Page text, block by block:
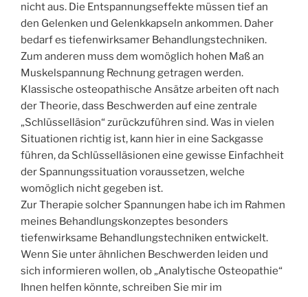
nicht aus. Die Entspannungseffekte müssen tief an
den Gelenken und Gelenkkapseln ankommen. Daher
bedarf es tiefenwirksamer Behandlungstechniken.
Zum anderen muss dem womöglich hohen Maß an
Muskelspannung Rechnung getragen werden.
Klassische osteopathische Ansätze arbeiten oft nach
der Theorie, dass Beschwerden auf eine zentrale
„Schlüsselläsion“ zurückzuführen sind. Was in vielen
Situationen richtig ist, kann hier in eine Sackgasse
führen, da Schlüsselläsionen eine gewisse Einfachheit
der Spannungssituation voraussetzen, welche
womöglich nicht gegeben ist.
Zur Therapie solcher Spannungen habe ich im Rahmen
meines Behandlungskonzeptes besonders
tiefenwirksame Behandlungstechniken entwickelt.
Wenn Sie unter ähnlichen Beschwerden leiden und
sich informieren wollen, ob „Analytische Osteopathie“
Ihnen helfen könnte, schreiben Sie mir im